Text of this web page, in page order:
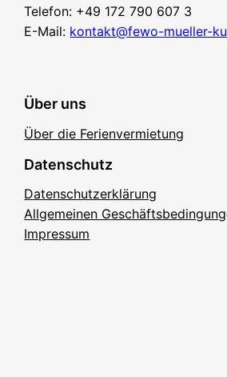
Telefon: +49 172 790 607 3
E-Mail: kontakt@fewo-mueller-
Über uns
Über die Ferienvermietung
Datenschutz
Datenschutzerklärung
Allgemeinen
Impressum